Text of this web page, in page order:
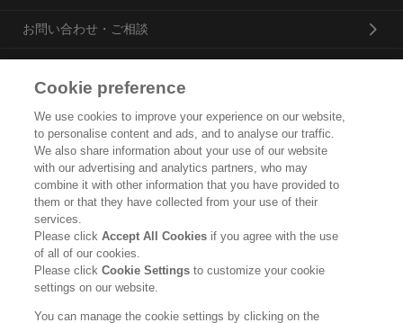
お問い合わせ・ご相談
トップ
企業概要・沿革
製品カタログ
個人情報保護方針
ソーシャルメディアポリシー
Cookie preference
We use cookies to improve your experience on our website,
to personalise content and ads, and to analyse our traffic.
We also share information about your use of our website
with our advertising and analytics partners, who may
combine it with other information that you have provided to
them or that they have collected from your use of their
services.
Please clickAccept All Cookies if you agree with the use
of all of our cookies.
Please clickCookie Settingsto customize your cookie
settings on our website.
You can manage the cookie settings by clicking on the